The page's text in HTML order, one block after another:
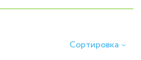
›
Сортировка